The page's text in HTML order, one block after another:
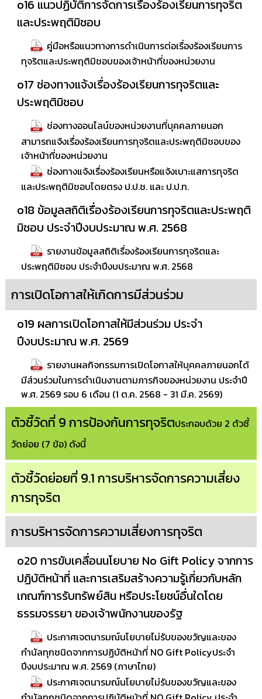
o16 แนวปฏิบัติการจัดการเรื่องร้องเรียนการทุจริต
และประพฤติมิชอบ
คู่มือหรือแนวทางการดำเนินการต่อเรื่องร้องเรียนการ
ทุจริตและประพฤติมิชอบของเจ้าหน้าที่ของหน่วยงาน
o17 ช่องทางแจ้งเรื่องร้องเรียนการทุจริตและ
ประพฤติมิชอบ
ช่องทางออนไลน์ของหน่วยงานที่บุคคลภายนอก
สามารถแจ้งเรื่องร้องเรียนการทุจริตและประพฤติมิชอบของ
เจ้าหน้าที่ของหน่วยงาน
ช่องทางแจ้งเรื่องร้องเรียนหรือแจ้งเบาะแสการทุจริต
และประพฤติมิชอบโดยตรง ป.ป.ช. และ ป.ป.ท.
o18 ข้อมูลสถิติเรื่องร้องเรียนการทุจริตและประพฤติ
มิชอบ ประจำปีงบประมาณ พ.ศ. 2568
รายงานข้อมูลสถิติเรื่องร้องเรียนการทุจริตและ
ประพฤติมิชอบ ประจำปีงบประมาณ พ.ศ. 2568
การเปิดโอกาสให้เกิดการมีส่วนร่วม
o19 ผลการเปิดโอกาสให้มีส่วนร่วม ประจำ
ปีงบประมาณ พ.ศ. 2569
รายงานผลกิจกรรมการเปิดโอกาสให้บุคคลภายนอกได้
มีส่วนร่วมในการดำเนินงานตามภารกิจของหน่วยงาน ประจำปี
พ.ศ. 2569 รอบ 6 เดือน (1 ต.ค. 2568 - 31 มี.ค. 2569)
ตัวชี้วัดที่ 9 การป้องกันการทุจริตประกอบด้วย 2 ตัวชี้
วัดย่อย (7 ข้อ) ดังนี้
ตัวชี้วัดย่อยที่ 9.1 การบริหารจัดการความเสี่ยง
การทุจริต
การบริหารจัดการความเสี่ยงการทุจริต
o20 การขับเคลื่อนนโยบาย No Gift Policy จากการ
ปฏิบัติหน้าที่ และการเสริมสร้างความรู้เกี่ยวกับหลัก
เกณฑ์การรับทรัพย์สิน หรือประโยชน์อื่นใดโดย
ธรรมจรรยา ของเจ้าพนักงานของรัฐ
ประกาศเจตนารมณ์นโยบายไม่รับของขวัญและของ
กำนัลทุกชนิดจากการปฏิบัติหน้าที่ NO Gift Policyประจำ
ปีงบประมาณ พ.ศ. 2569 (ภาษาไทย)
ประกาศเจตนารมณ์นโยบายไม่รับของขวัญและของ